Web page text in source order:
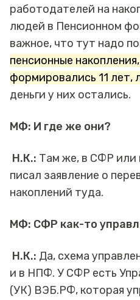
работодателей на
людей в Пенсионном
важное, что тут надо
пенсионные
формировались 11 лет,
деньги у них остались.
МФ: И где же они?
Н.К.: Там же, в СФР или
писал заявление о
накоплений туда.
МФ: СФР как-то
Н.К.: Да, схема
и в НПФ. У СФР есть
(УК) ВЭБ.РФ, которая